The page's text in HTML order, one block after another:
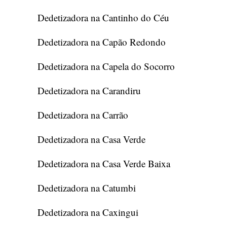
Dedetizadora na Cantinho do Céu
Dedetizadora na Capão Redondo
Dedetizadora na Capela do Socorro
Dedetizadora na Carandiru
Dedetizadora na Carrão
Dedetizadora na Casa Verde
Dedetizadora na Casa Verde Baixa
Dedetizadora na Catumbi
Dedetizadora na Caxingui